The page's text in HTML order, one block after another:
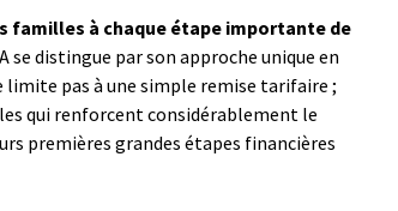
familles à chaque étape importante de
se distingue par son approche unique en
pas à une simple remise tarifaire ;
qui renforcent considérablement le
premières grandes étapes financières